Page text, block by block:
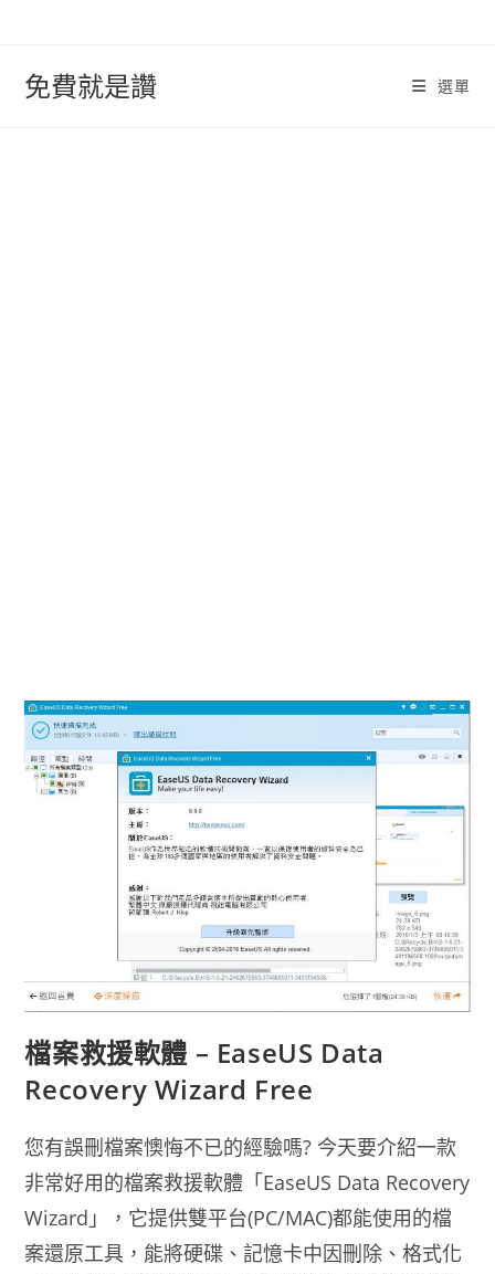
免費就是讚 選單
檔案救援軟體 – EaseUS Data
Recovery Wizard Free
您有誤刪檔案懊悔不已的經驗嗎? 今天要介紹一款
非常好用的檔案救援軟體「EaseUS Data Recovery
Wizard」，它提供雙平台(PC/MAC)都能使用的檔
案還原工具，能將硬碟、記憶卡中因刪除、格式化